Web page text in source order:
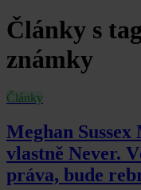
Články s
známky
Články
Meghan
vlastně Never.
práva, bude